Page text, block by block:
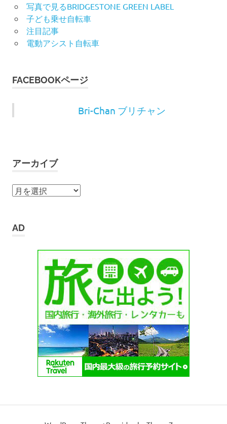
写真で見るBRIDGESTONE GREEN LABEL
子ども乗せ自転車
注目記事
電動アシスト自転車
FACEBOOKページ
Bri-Chan ブリチャン
アーカイブ
ア
イ
AD